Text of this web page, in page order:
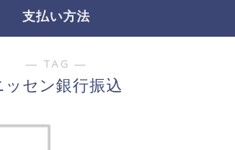
支払い方法
― TAG ―
ッセン銀行振込